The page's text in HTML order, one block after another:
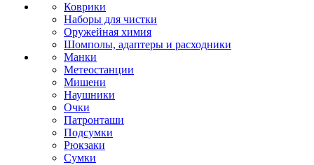
Коврики
Наборы для чистки
Оружейная химия
Шомполы, адаптеры и расходники
Манки
Метеостанции
Мишени
Наушники
Очки
Патронташи
Подсумки
Рюкзаки
Сумки